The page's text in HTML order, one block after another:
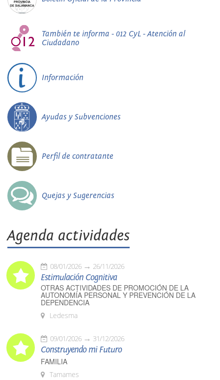
También te informa - 012 CyL - Atención al
Ciudadano
Información
Ayudas y Subvenciones
Perfil de contratante
Quejas y Sugerencias
Agenda actividades
08/01/2026 26/11/2026
Estimulación Cognitiva
OTRAS ACTIVIDADES DE PROMOCIÓN DE LA
AUTONOMÍA PERSONAL Y PREVENCIÓN DE LA
DEPENDENCIA
Ledesma
09/01/2026 31/12/2026
Construyendo mi Futuro
FAMILIA
Tamames